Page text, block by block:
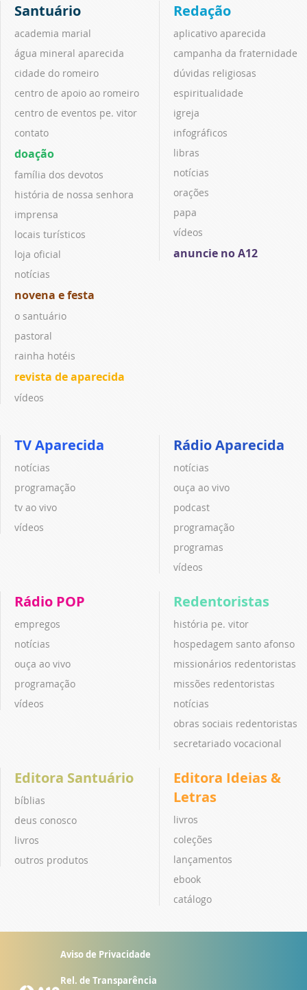
Santuário
academia marial
água mineral aparecida
cidade do romeiro
centro de apoio ao romeiro
centro de eventos pe. vitor
contato
doação
família dos devotos
história de nossa senhora
imprensa
locais turísticos
loja oficial
notícias
novena e festa
o santuário
pastoral
rainha hotéis
revista de aparecida
vídeos
Redação
aplicativo aparecida
campanha da fraternidade
dúvidas religiosas
espiritualidade
igreja
infográficos
libras
notícias
orações
papa
vídeos
anuncie no A12
TV Aparecida
notícias
programação
tv ao vivo
vídeos
Rádio Aparecida
notícias
ouça ao vivo
podcast
programação
programas
vídeos
Rádio POP
empregos
notícias
ouça ao vivo
programação
vídeos
Redentoristas
história pe. vitor
hospedagem santo afonso
missionários redentoristas
missões redentoristas
notícias
obras sociais redentoristas
secretariado vocacional
Editora Santuário
bíblias
deus conosco
livros
outros produtos
Editora Ideias &
Letras
livros
coleções
lançamentos
ebook
catálogo
Aviso de Privacidade
Rel. de Transparência